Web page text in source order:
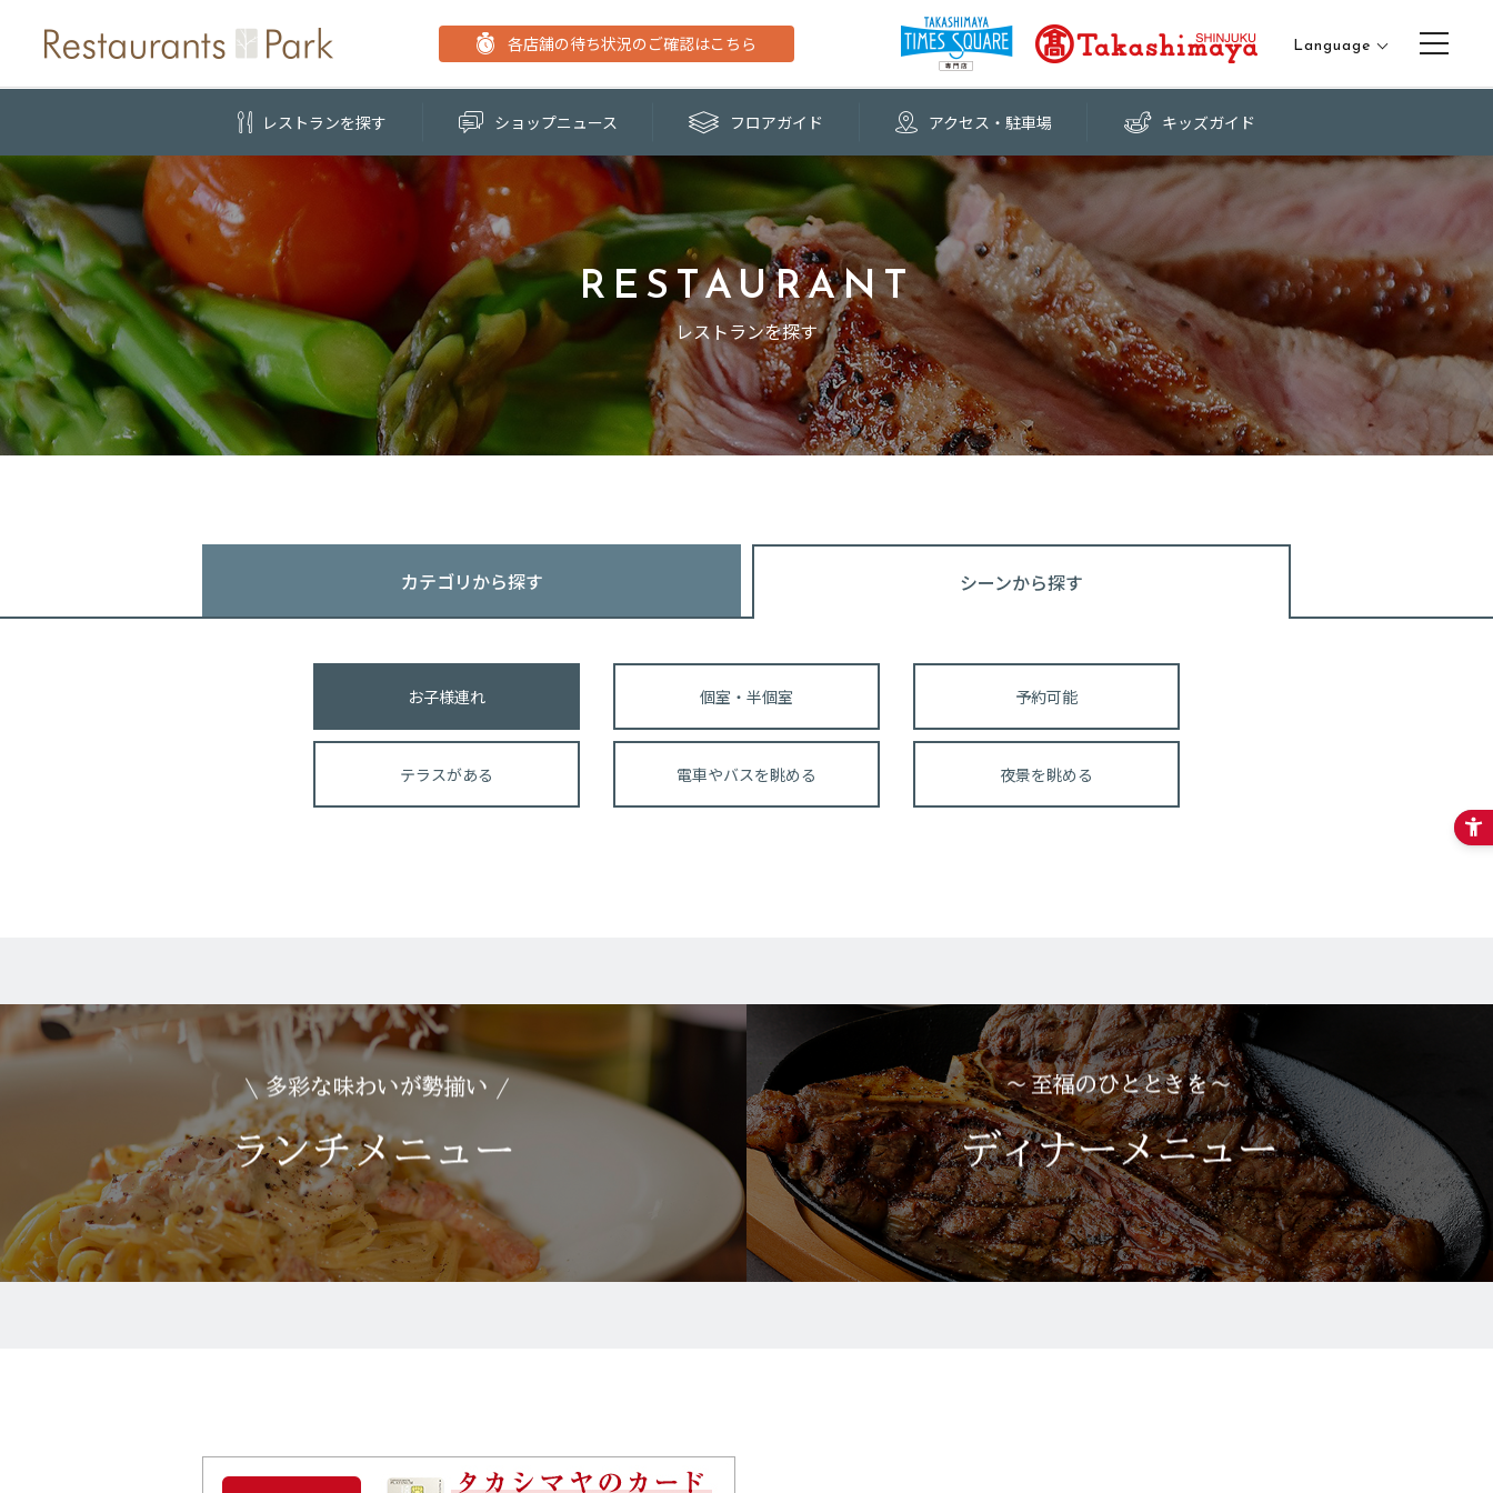
各店舗の待ち状況のご確認はこちら Language
日本語
レストランを探す ショップニュース フロアガイド アクセス・駐車場 キッズガイド
RESTAURANT
レストランを探す
カテゴリから探す シーンから探す
お子様連れ 個室・半個室 予約可能
テラスがある 電車やバスを眺める 夜景を眺める